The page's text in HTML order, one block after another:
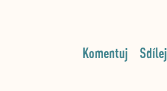
Sdílej
Komentuj